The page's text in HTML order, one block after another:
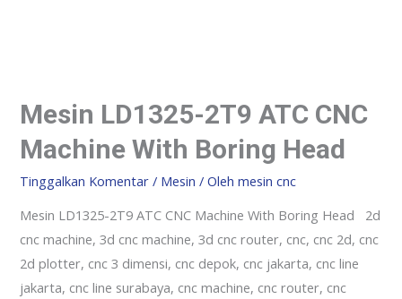
Mesin LD1325-2T9 ATC CNC
Machine With Boring Head
Tinggalkan Komentar / Mesin / Olehmesin cnc
Mesin LD1325-2T9 ATC CNC Machine With Boring Head 2d
cnc machine, 3d cnc machine, 3d cnc router, cnc, cnc 2d, cnc
2d plotter, cnc 3 dimensi, cnc depok, cnc jakarta, cnc line
jakarta, cnc line surabaya, cnc machine, cnc router, cnc